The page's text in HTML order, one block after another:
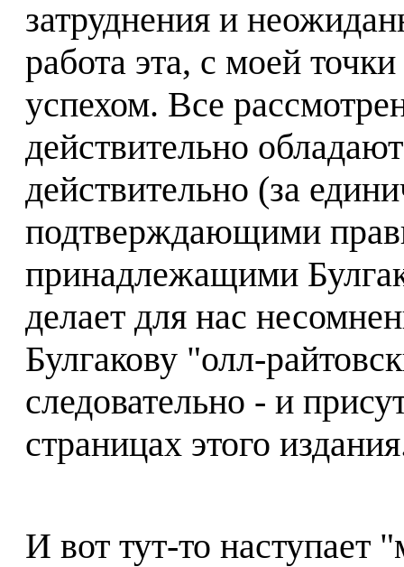
затруднения и
работа эта, с моей
успехом. Все
действительно
действительно (за
подтверждающими
принадлежащими
делает для нас
Булгакову "олл-
следовательно - и
страницах этого
И вот тут-то наступает